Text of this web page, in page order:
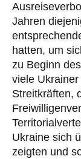
Jahren
hatten, um
zu Beginn
viele
Streitkräften,
Ukraine sich
zeigten und